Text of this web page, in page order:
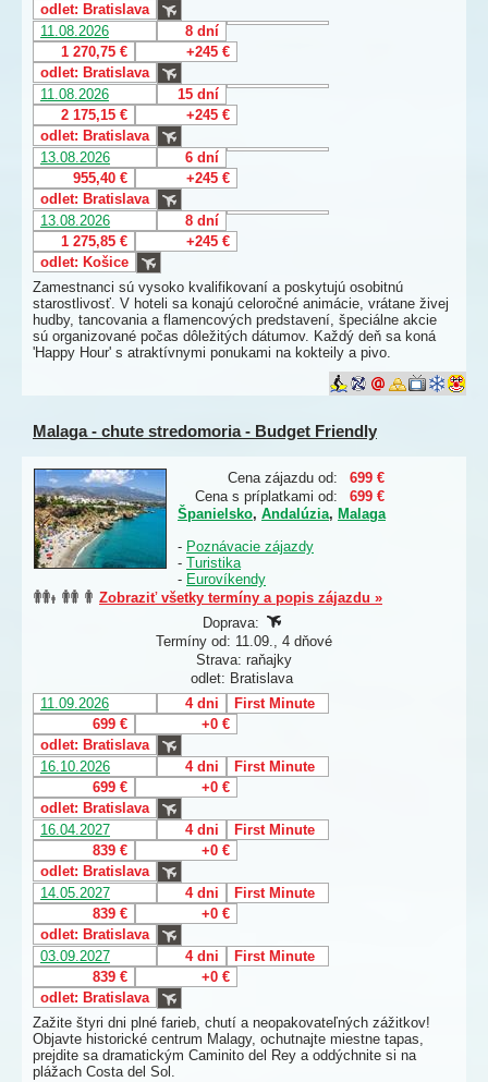
odlet: Bratislava
11.08.2026
8 dní
1 270,75 €
+245 €
odlet: Bratislava
11.08.2026
15 dní
2 175,15 €
+245 €
odlet: Bratislava
13.08.2026
6 dní
955,40 €
+245 €
odlet: Bratislava
13.08.2026
8 dní
1 275,85 €
+245 €
odlet: Košice
Zamestnanci sú vysoko kvalifikovaní a poskytujú osobitnú
starostlivosť. V hoteli sa konajú celoročné animácie, vrátane živej
hudby, tancovania a flamencových predstavení, špeciálne akcie
sú organizované počas dôležitých dátumov. Každý deň sa koná
'Happy Hour' s atraktívnymi ponukami na kokteily a pivo.
Malaga - chute stredomoria - Budget Friendly
Cena zájazdu od:
699 €
Cena s príplatkami od:
699 €
Španielsko, Andalúzia, Malaga
- Poznávacie zájazdy
- Turistika
- Eurovíkendy
Zobraziť všetky termíny a popis zájazdu »
Doprava:
Termíny od: 11.09., 4 dňové
Strava: raňajky
odlet: Bratislava
11.09.2026
4 dni
First Minute
699 €
+0 €
odlet: Bratislava
16.10.2026
4 dni
First Minute
699 €
+0 €
odlet: Bratislava
16.04.2027
4 dni
First Minute
839 €
+0 €
odlet: Bratislava
14.05.2027
4 dni
First Minute
839 €
+0 €
odlet: Bratislava
03.09.2027
4 dni
First Minute
839 €
+0 €
odlet: Bratislava
Zažite štyri dni plné farieb, chutí a neopakovateľných zážitkov!
Objavte historické centrum Malagy, ochutnajte miestne tapas,
prejdite sa dramatickým Caminito del Rey a oddýchnite si na
plážach Costa del Sol.